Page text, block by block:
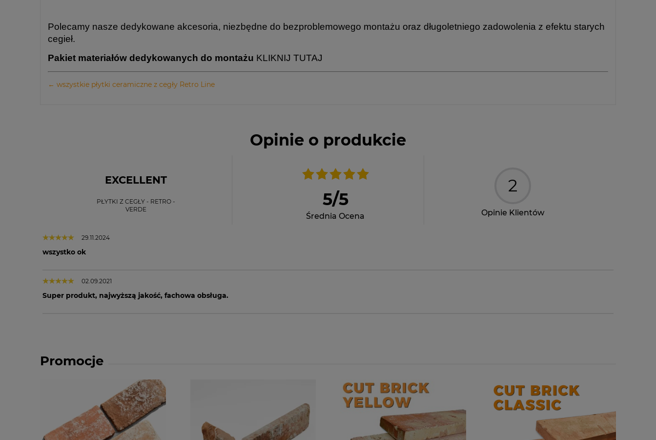
Polecamy nasze dedykowane akcesoria, niezbędne do bezproblemowego montażu oraz długoletniego zadowolenia z efektu starych
cegieł.
Pakiet materiałów dedykowanych do montażu KLIKNIJ TUTAJ
← wszystkie płytki ceramiczne z cegły Retro Line
Opinie o produkcie
EXCELLENT
PŁYTKI Z CEGŁY - RETRO -
VERDE
5/5
Średnia Ocena
2
Opinie Klientów
29.11.2024
wszystko ok
02.09.2021
Super produkt, najwyższą jakość, fachowa obsługa.
Promocje